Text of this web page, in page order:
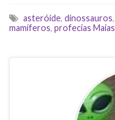
asteróide, dinossauros,
mamíferos, profecias Maias